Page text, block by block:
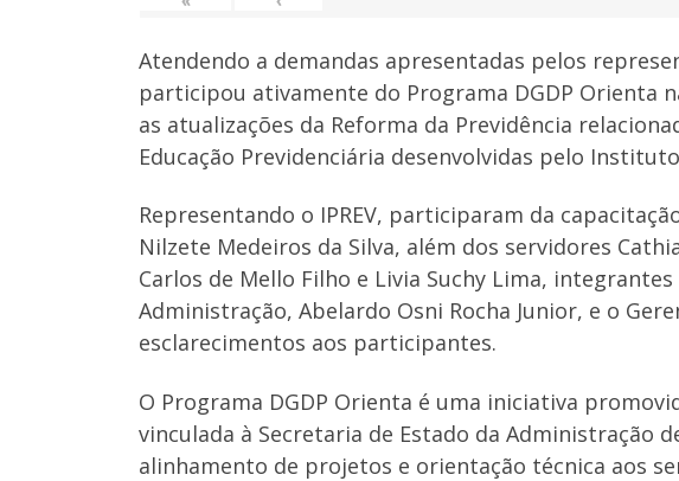
Atendendo a demandas apresentadas pelos
participou ativamente do Programa DGDP Orienta
as atualizações da Reforma da Previdência
Educação Previdenciária desenvolvidas pelo
Representando o IPREV, participaram da
Nilzete Medeiros da Silva, além dos servidores
Carlos de Mello Filho e Livia Suchy Lima,
Administração, Abelardo Osni Rocha Junior, e o
esclarecimentos aos participantes.
O Programa DGDP Orienta é uma iniciativa
vinculada à Secretaria de Estado da Administração
alinhamento de projetos e orientação técnica aos